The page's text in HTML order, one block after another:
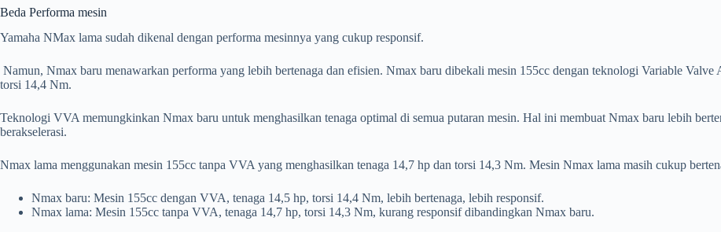
Beda Performa mesin
Yamaha NMax lama sudah dikenal dengan performa mesinnya yang cukup responsif.
Namun, Nmax baru menawarkan performa yang lebih bertenaga dan efisien. Nmax baru dibekali mesin 155cc dengan teknologi Variable
torsi 14,4 Nm.
Teknologi VVA memungkinkan Nmax baru untuk menghasilkan tenaga optimal di semua putaran mesin. Hal ini membuat Nmax baru lebih
berakselerasi.
Nmax lama menggunakan mesin 155cc tanpa VVA yang menghasilkan tenaga 14,7 hp dan torsi 14,3 Nm. Mesin Nmax lama masih cukup
Nmax baru: Mesin 155cc dengan VVA, tenaga 14,5 hp, torsi 14,4 Nm, lebih bertenaga, lebih responsif.
Nmax lama: Mesin 155cc tanpa VVA, tenaga 14,7 hp, torsi 14,3 Nm, kurang responsif dibandingkan Nmax baru.